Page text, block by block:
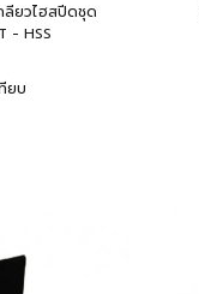
ลียวไฮสปีดชุด
- HSS
ยบ